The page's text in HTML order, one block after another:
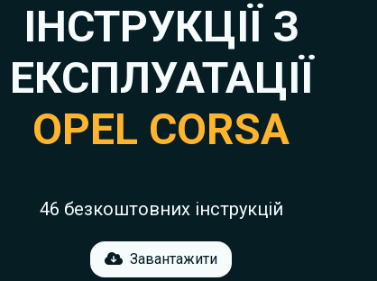
ІНСТРУКЦІЇ З
ЕКСПЛУАТАЦІЇ
OPEL CORSA
46 безкоштовних інструкцій
Завантажити